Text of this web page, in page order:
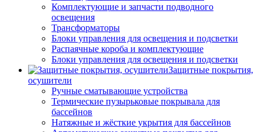
Комплектующие и запчасти подводного
освещения
Трансформаторы
Блоки управления для освещения и подсветки
Распаячные короба и комплектующие
Блоки управления для освещения и подсветки
Защитные покрытия,
осушители
Ручные сматывающие устройства
Термические пузырьковые покрывала для
бассейнов
Натяжные и жёсткие укрытия для бассейнов